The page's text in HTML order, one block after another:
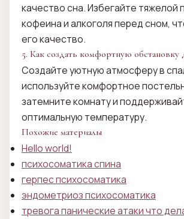
качество сна. Избегайте тяжелой
кофеина и алкоголя перед сном,
его качество.
5. Как создать комфортную обстановку
Создайте уютную атмосферу в
используйте комфортное
затемните комнату и
оптимальную температуру.
Похожие материалы
Hello world!
психосоматика спина
герпес психосоматика
эндометриоз психосоматика
тревога панические атаки что